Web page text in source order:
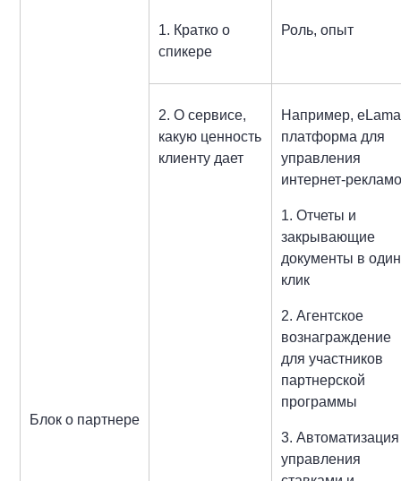
Блок о партнере
1. Кратко о
спикере
Роль, опыт
2. О сервисе,
какую ценность
клиенту дает
Например,
платформа для
управления
интернет⁠-⁠
1. Отчеты и
закрывающие
документы в один
клик
2. Агентское
вознаграждение
для участников
партнерской
программы
3. Автоматизация
управления